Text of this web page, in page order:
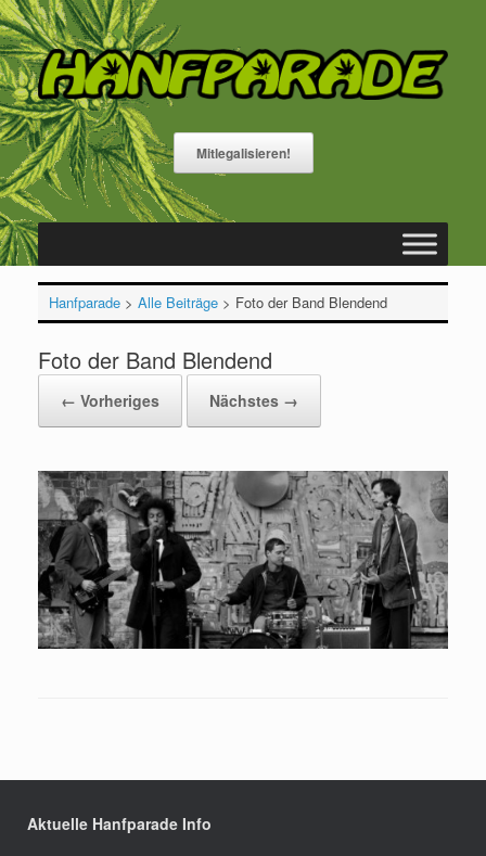
Zum
Inhalt
springen
Mitlegalisieren!
Hanfparade> Alle Beiträge> Foto der Band Blendend
Foto der Band Blendend
← Vorheriges Nächstes →
Aktuelle Hanfparade Info